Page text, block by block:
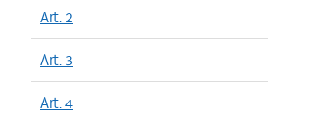
Art. 2
Art. 3
Art. 4